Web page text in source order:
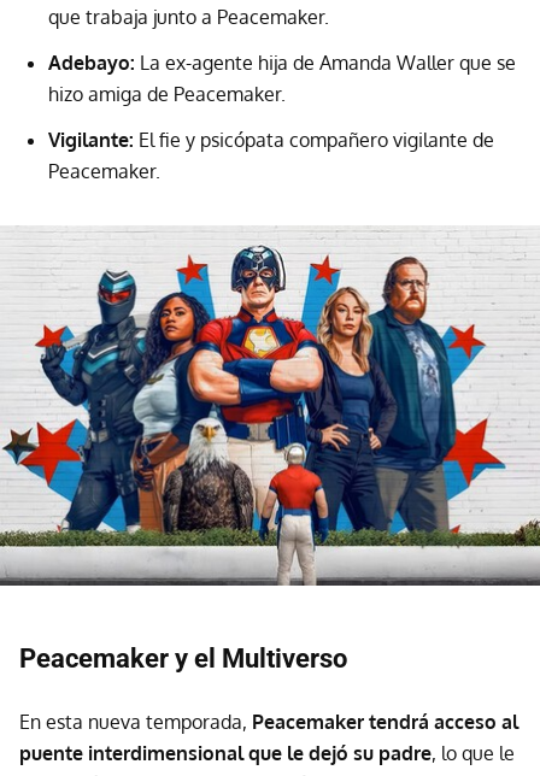
que trabaja junto a Peacemaker.
Adebayo: La ex-agente hija de Amanda Waller que se
hizo amiga de Peacemaker.
Vigilante: El fie y psicópata compañero vigilante de
Peacemaker.
Peacemaker y el Multiverso
En esta nueva temporada, Peacemaker tendrá acceso al
puente interdimensional que le dejó su padre, lo que le